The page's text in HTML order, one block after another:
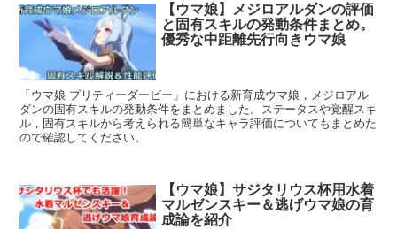
【ウマ娘】メジロアルダンの評価
と固有スキルの発動条件まとめ。
優秀な中距離先行向きウマ娘
「ウマ娘 プリティーダービー」における新育成ウマ娘，メジロアル
ダンの固有スキルの発動条件をまとめました。ステータスや覚醒スキ
ル，固有スキルから考えられる簡単なキャラ評価についてもまとめた
ので確認してください。
【ウマ娘】サジタリウス杯用水着
マルゼンスキー＆逃げウマ娘の育
成論を紹介